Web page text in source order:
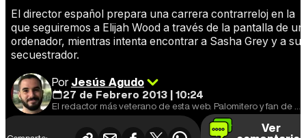
El director español prepara una carrera contrarreloj en la
que seguiremos a Elijah Wood a través de la pantalla de un
ordenador, mientras intenta encontrar a Sasha Grey y a su
secuestrador.
PorJesús Agudo
27 de Febrero 2013 | 10:24
El redactor más veterano de esta web. Palomitero y fan de que las series estrenen un capítulo por semana.
Ver